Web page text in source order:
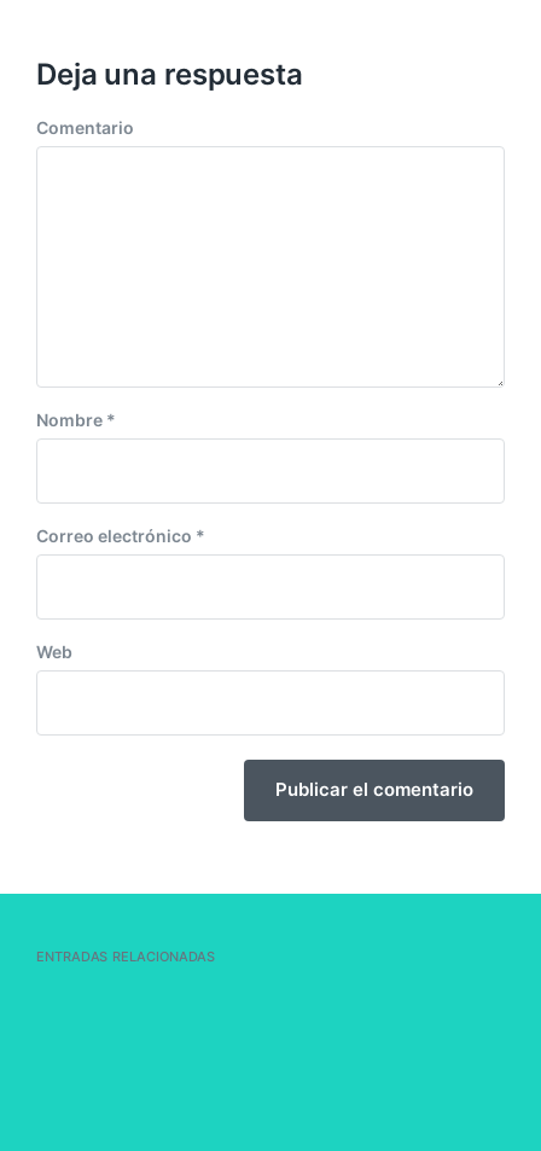
Deja una respuesta
Comentario
Nombre *
Correo electrónico *
Web
entradas relacionadas